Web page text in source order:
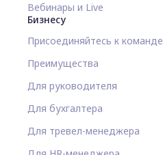
Вебинары и Live
Бизнесу
Присоединяйтесь к команде
Преимущества
Для руководителя
Для бухгалтера
Для тревел-менеджера